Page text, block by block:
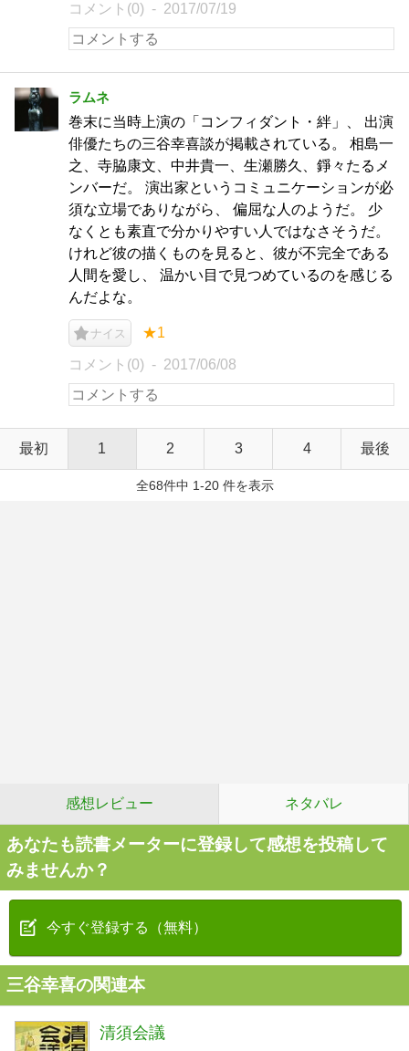
コメント(0) 2017/07/19
ラムネ
巻末に当時上演の「コンフィダント・絆」、 出演
俳優たちの三谷幸喜談が掲載されている。 相島一
之、寺脇康文、中井貴一、生瀬勝久、錚々たるメ
ンバーだ。 演出家というコミュニケーションが必
須な立場でありながら、 偏屈な人のようだ。 少
なくとも素直で分かりやすい人ではなさそうだ。
けれど彼の描くものを見ると、彼が不完全である
人間を愛し、 温かい目で見つめているのを感じる
んだよな。
ナイス ★1
コメント(0) 2017/06/08
最初 1 2 3 4 最後
全68件中 1-20 件を表示
感想レビュー ネタバレ
あなたも読書メーターに登録して感想を投稿して
みませんか？
今すぐ登録する（無料）
三谷幸喜の関連本
清須会議